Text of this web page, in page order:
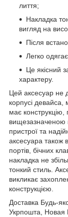
лиття;
Накладка
вигляд на
Після
Легко
Це якісний
характеру.
Цей аксесуар не
корпусі девайса,
має
вищезазначеною
пристрої та
аксесуара також
портів, бічних
накладка не
тонкий стиль.
викликає
конструкцією.
Доставка Будь-
Укрпошта, Новая